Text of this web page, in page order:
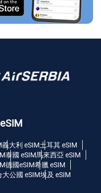
義大利 eSIM土耳其 eSIM
泰國 eSIM馬來西亞 eSIM
德國eSIM希臘 eSIM
公國 eSIM埃及 eSIM